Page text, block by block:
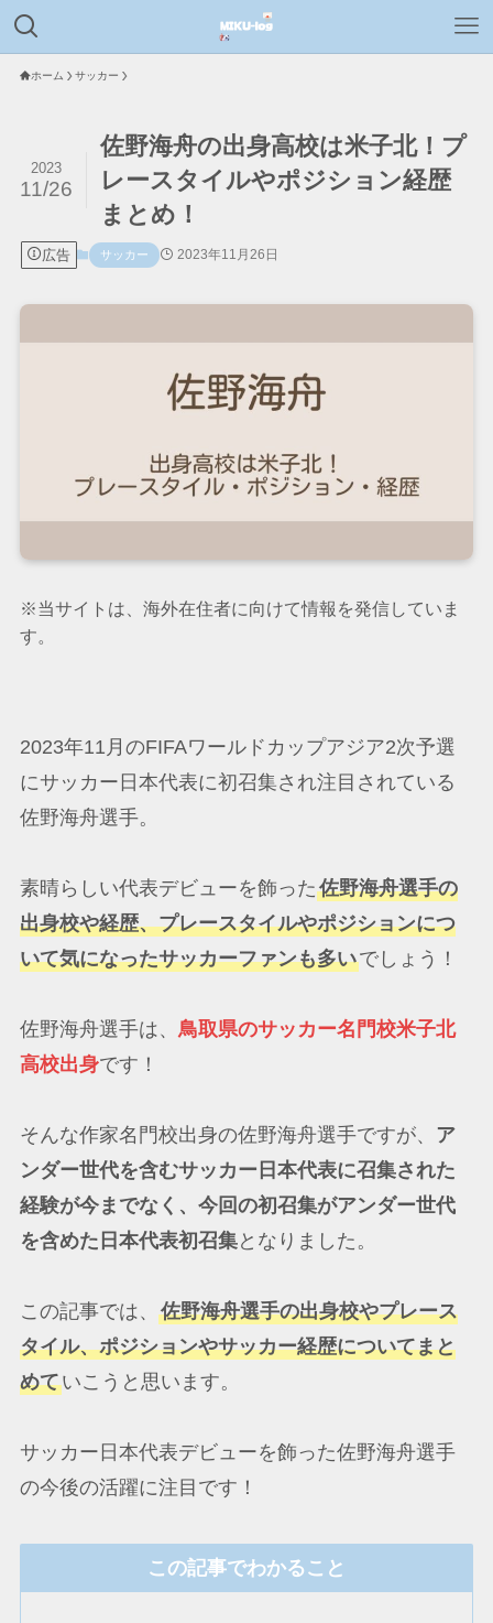
ホーム サッカー
佐野海舟の出身高校は米子北！プ
レースタイルやポジション経歴
まとめ！
2023
11/26
広告 サッカー 2023年11月26日
※当サイトは、海外在住者に向けて情報を発信していま
す。
2023年11月のFIFAワールドカップアジア2次予選
にサッカー日本代表に初召集され注目されている
佐野海舟選手。
素晴らしい代表デビューを飾った佐野海舟選手の
出身校や経歴、プレースタイルやポジションにつ
いて気になったサッカーファンも多いでしょう！
佐野海舟選手は、 鳥取県のサッカー名門校米子北
高校出身です！
そんな作家名門校出身の佐野海舟選手ですが、 ア
ンダー世代を含むサッカー日本代表に召集された
経験が今までなく、今回の初召集がアンダー世代
を含めた日本代表初召集となりました。
この記事では、 佐野海舟選手の出身校やプレース
タイル、ポジションやサッカー経歴についてまと
めていこうと思います。
サッカー日本代表デビューを飾った佐野海舟選手
の今後の活躍に注目です！
この記事でわかること